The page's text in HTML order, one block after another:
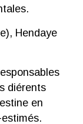
Hendaye
diérents
en